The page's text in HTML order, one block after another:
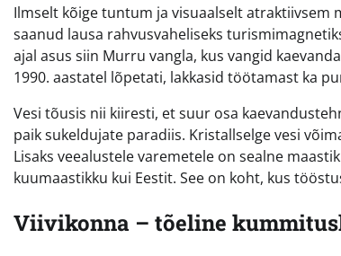
Ilmselt kõige tuntum ja visuaalselt atraktiivsem
saanud lausa rahvusvaheliseks
ajal asus siin Murru vangla, kus vangid
1990. aastatel lõpetati, lakkasid töötamast ka
Vesi tõusis nii kiiresti, et suur osa
paik sukeldujate paradiis. Kristallselge vesi
Lisaks veealustele varemetele on sealne
kuumaastikku kui Eestit. See on koht, kus
Viivikonna – tõeline